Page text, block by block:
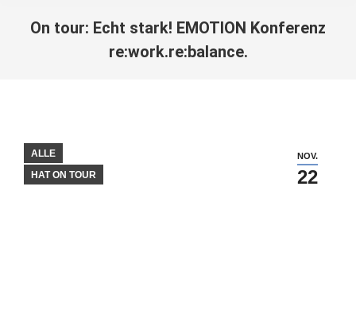
On tour: Echt stark! EMOTION Konferenz
re:work.re:balance.
NOV.
22
ALLE
HAT ON TOUR